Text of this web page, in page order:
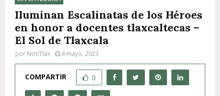
Iluminan Escalinatas de los Héroes
en honor a docentes tlaxcaltecas –
El Sol de Tlaxcala
por NotiTlax 4 mayo, 2023
COMPARTIR 0